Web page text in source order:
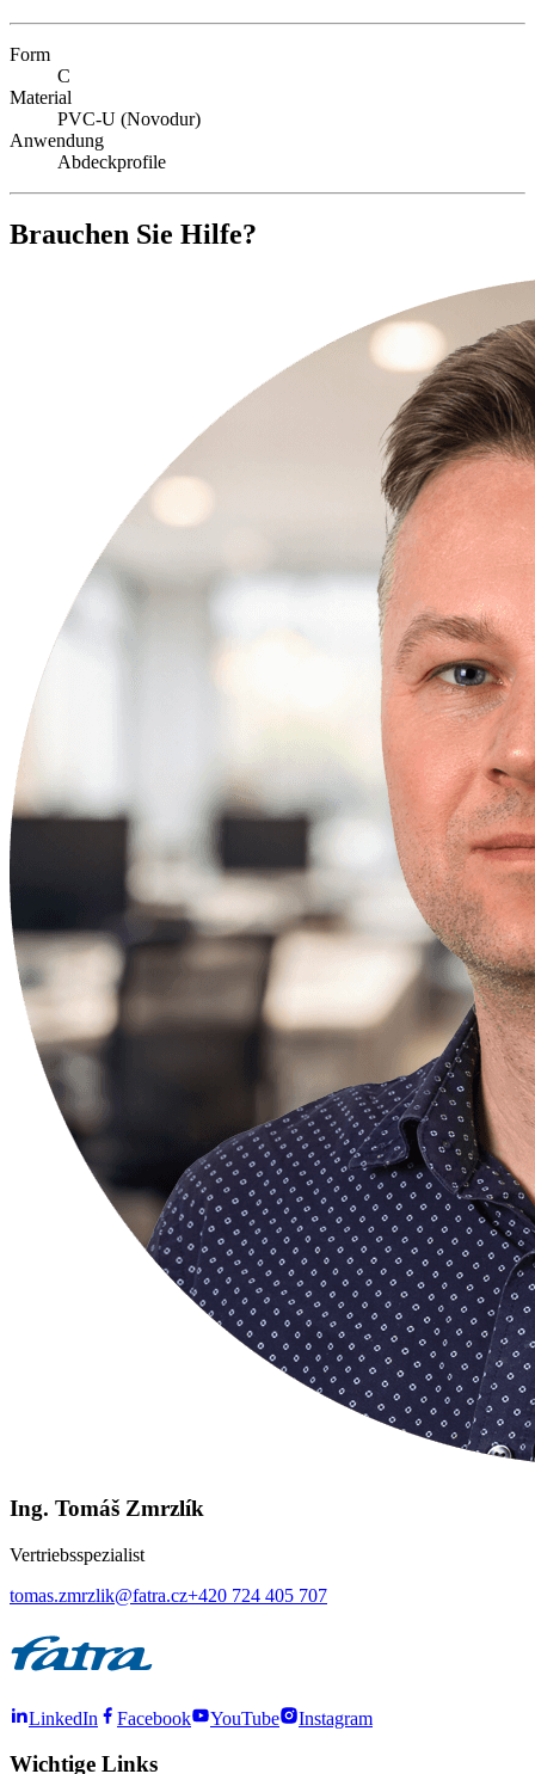
Form
C
Material
PVC-U (Novodur)
Anwendung
Abdeckprofile
Brauchen Sie Hilfe?
Ing. Tomáš Zmrzlík
Vertriebsspezialist
tomas.zmrzlik@fatra.cz+420 724 405 707
LinkedIn Facebook YouTube Instagram
Wichtige Links